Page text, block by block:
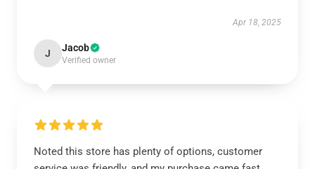
Apr 18, 2025
J Jacob
Verified owner
Noted this store has plenty of options, customer